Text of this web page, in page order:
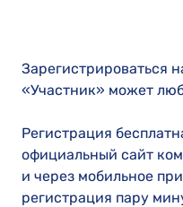
Зарегистрироваться
«Участник» может
Регистрация
официальный сайт
и через мобильное
регистрация пару